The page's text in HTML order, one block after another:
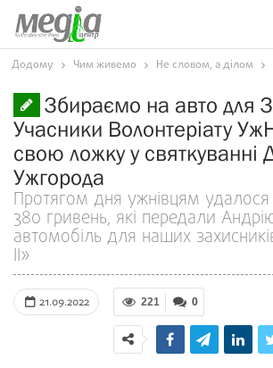
Додому Чим живемо Не словом, а ділом
Збираємо на авто для
Учасники Волонтеріату
свою ложку у святкуванні
Ужгорода
Протягом дня ужнівцям удалося
380 гривень, які передали
автомобіль для наших
ІІ»
21.09.2022 0
221